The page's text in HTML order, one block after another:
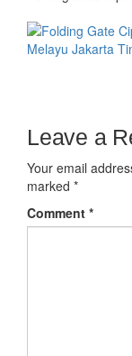
Leave a
Your email
marked *
Comment *